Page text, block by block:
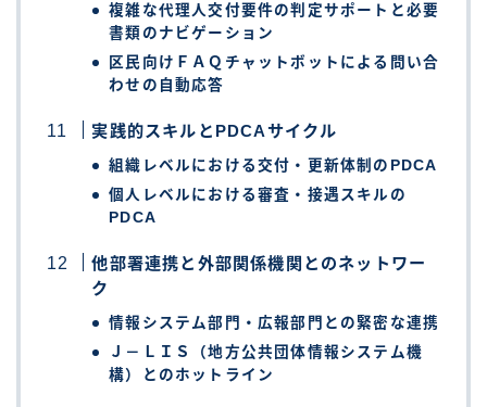
複雑な代理人交付要件の判定サポートと必要
書類のナビゲーション
区民向けＦＡＱチャットボットによる問い合
わせの自動応答
実践的スキルとPDCAサイクル
組織レベルにおける交付・更新体制のPDCA
個人レベルにおける審査・接遇スキルの
PDCA
他部署連携と外部関係機関とのネットワー
ク
情報システム部門・広報部門との緊密な連携
Ｊ－ＬＩＳ（地方公共団体情報システム機
構）とのホットライン